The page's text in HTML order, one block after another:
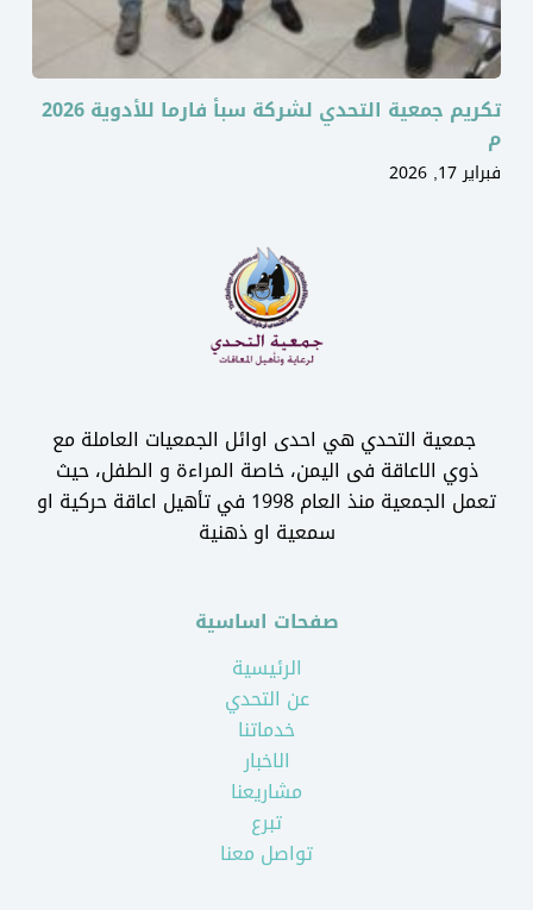
تكريم جمعية التحدي لشركة سبأ فارما للأدوية 2026
م
فبراير 17, 2026
جمعية التحدي هي احدى اوائل الجمعيات العاملة مع
ذوي الاعاقة فى اليمن، خاصة المراءة و الطفل، حيث
تعمل الجمعية منذ العام 1998 في تأهيل اعاقة حركية او
سمعية او ذهنية
صفحات اساسية
الرئيسية
عن التحدي
خدماتنا
الاخبار
مشاريعنا
تبرع
تواصل معنا